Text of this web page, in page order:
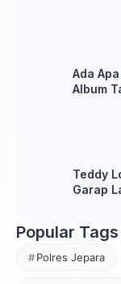
Ada
Album
Teddy
Garap
Popular Tags
Polres Jepara